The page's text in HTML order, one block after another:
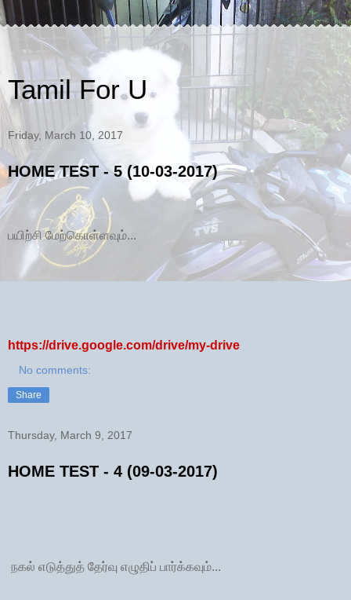
Tamil For U
Friday, March 10, 2017
HOME TEST - 5 (10-03-2017)
பயிற்சி மேற்கொள்ளவும்...
https://drive.google.com/drive/my-drive
No comments:
Share
Thursday, March 9, 2017
HOME TEST - 4 (09-03-2017)
நகல் எடுத்துத் தேர்வு எழுதிப் பார்க்கவும்...